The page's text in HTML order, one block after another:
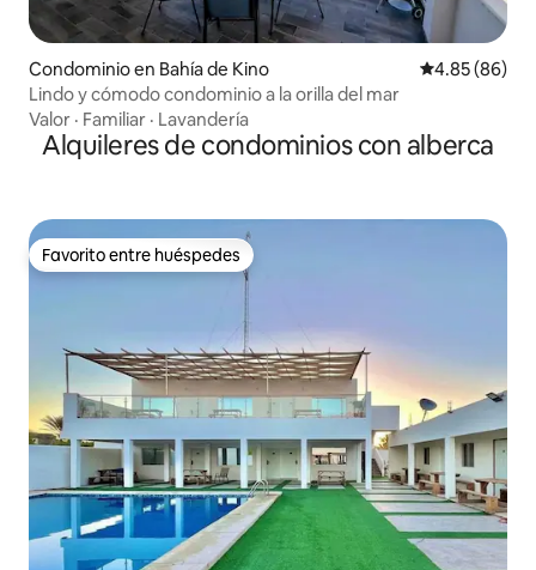
Condominio en Bahía de Kino Calificación
4.85 (86)
Lindo y cómodo condominio a la orilla del mar
Valor · Familiar · Lavandería
Alquileres de condominios con alberca
Favorito entre huéspedes
Favorito entre huéspedes